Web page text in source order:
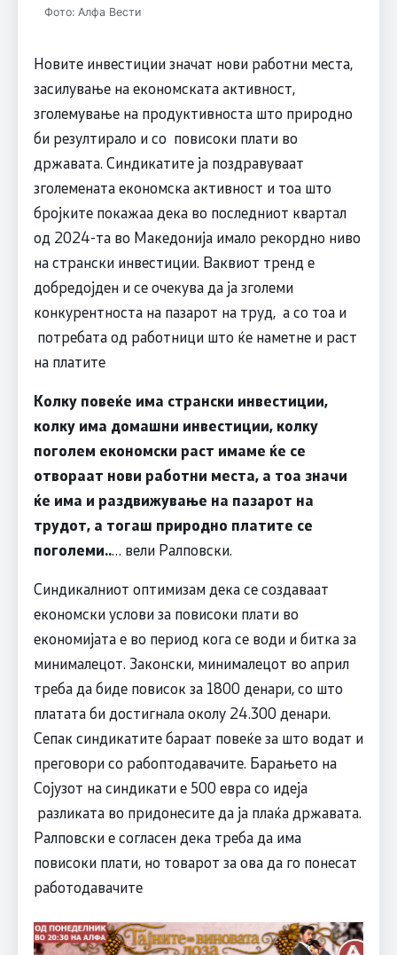
Фото: Алфа Вести
Новите инвестиции значат нови работни места,
засилување на економската активност,
зголемување на продуктивноста што природно
би резултирало и со повисоки плати во
државата. Синдикатите ја поздравуваат
зголемената економска активност и тоа што
бројките покажаа дека во последниот квартал
од 2024-та во Македонија имало рекордно ниво
на странски инвестиции. Ваквиот тренд е
добредојден и се очекува да ја зголеми
конкурентноста на пазарот на труд, а со тоа и
потребата од работници што ќе наметне и раст
на платите
Колку повеќе има странски инвестиции,
колку има домашни инвестиции, колку
поголем економски раст имаме ќе се
отвораат нови работни места, а тоа значи
ќе има и раздвижување на пазарот на
трудот, а тогаш природно платите се
поголеми..… вели Ралповски.
Синдикалниот оптимизам дека се создаваат
економски услови за повисоки плати во
економијата е во период кога се води и битка за
минималецот. Законски, минималецот во април
треба да биде повисок за 1800 денари, со што
платата би достигнала околу 24.300 денари.
Сепак синдикатите бараат повеќе за што водат и
преговори со рабоптодавачите. Барањето на
Сојузот на синдикати е 500 евра со идеја
разликата во придонесите да ја плаќа државата.
Ралповски е согласен дека треба да има
повисоки плати, но товарот за ова да го понесат
работодавачите